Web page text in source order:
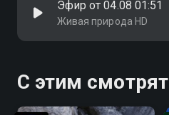
Эфир от 04.08 01:51
Живая природа HD
С этим смотрят